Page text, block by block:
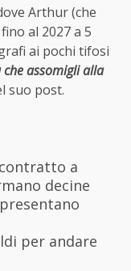
Arthur (che
al 2027 a 5
ai pochi tifosi
assomigli alla
suo post.
a
decine
per andare